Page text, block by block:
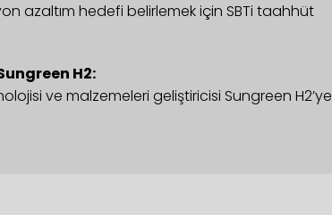
azaltım hedefi belirlemek için SBTi taahhüt
H2:
ve malzemeleri geliştiricisi Sungreen H2’ye